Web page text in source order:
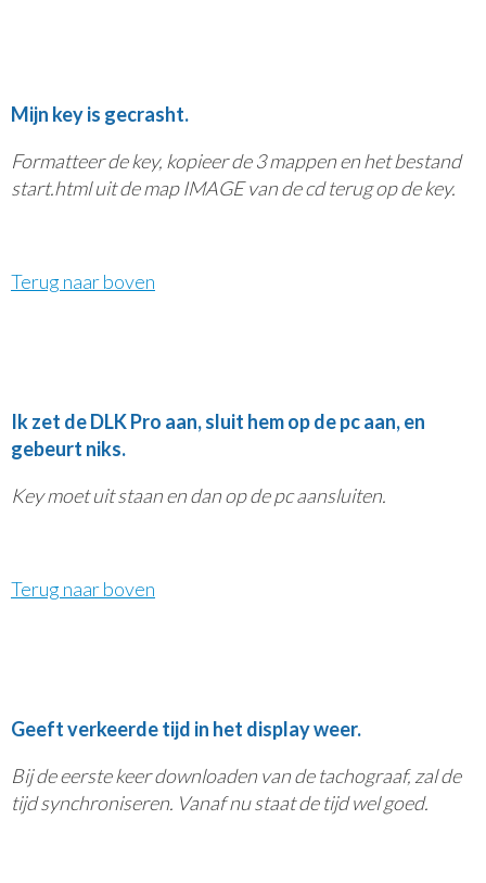
Mijn key is gecrasht.
Formatteer de key, kopieer de 3 mappen en het bestand
start.html uit de map IMAGE van de cd terug op de key.
Terug naar boven
Ik zet de DLK Pro aan, sluit hem op de pc aan, en
gebeurt niks.
Key moet uit staan en dan op de pc aansluiten.
Terug naar boven
Geeft verkeerde tijd in het display weer.
Bij de eerste keer downloaden van de tachograaf, zal de
tijd synchroniseren. Vanaf nu staat de tijd wel goed.